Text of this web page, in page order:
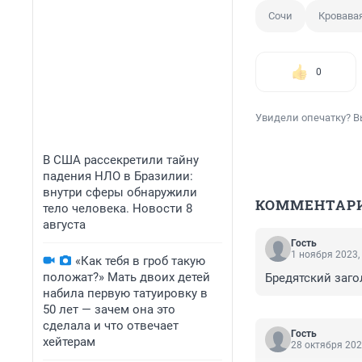
В США рассекретили тайну
падения НЛО в Бразилии:
внутри сферы обнаружили
тело человека. Новости 8
августа
«Как тебя в гроб такую
положат?» Мать двоих детей
набила первую татуировку в
50 лет — зачем она это
сделала и что отвечает
хейтерам
Сочи
0
Увидели опечатку?
Гость
1 ноября 2023,
Бредятский
Гость
28 октября